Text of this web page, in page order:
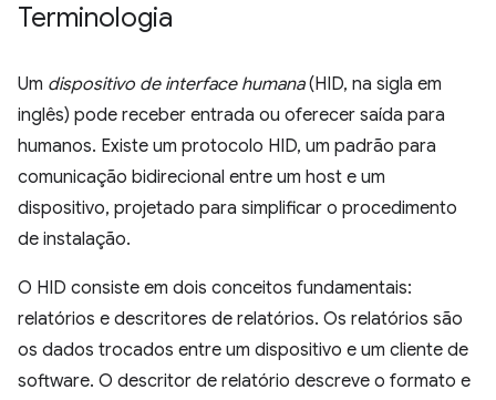
Terminologia
Um dispositivo de interface humana(HID, na sigla em
inglês) pode receber entrada ou oferecer saída para
humanos. Existe um protocolo HID, um padrão para
comunicação bidirecional entre um host e um
dispositivo, projetado para simplificar o procedimento
de instalação.
O HID consiste em dois conceitos fundamentais:
relatórios e descritores de relatórios. Os relatórios são
os dados trocados entre um dispositivo e um cliente de
software. O descritor de relatório descreve o formato e